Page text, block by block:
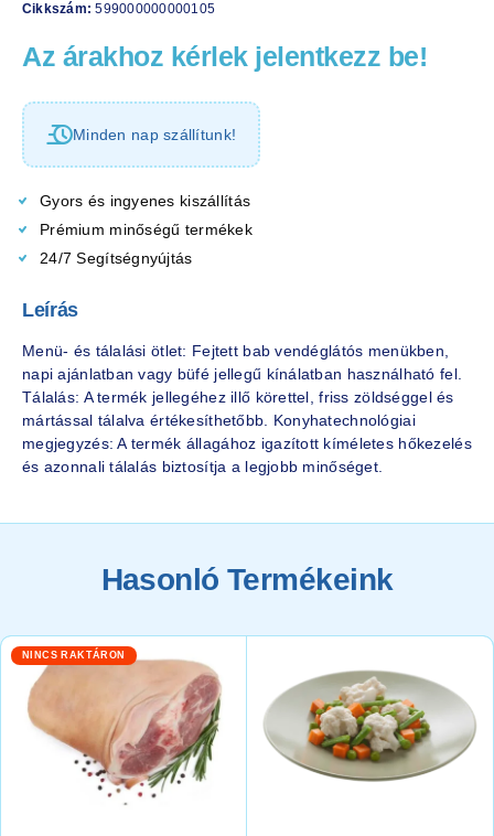
Cikkszám:599000000000105
Az árakhoz kérlek jelentkezz be!
Minden nap szállítunk!
Gyors és ingyenes kiszállítás
Prémium minőségű termékek
24/7 Segítségnyújtás
Leírás
Menü- és tálalási ötlet: Fejtett bab vendéglátós menükben,
napi ajánlatban vagy büfé jellegű kínálatban használható fel.
Tálalás: A termék jellegéhez illő körettel, friss zöldséggel és
mártással tálalva értékesíthetőbb. Konyhatechnológiai
megjegyzés: A termék állagához igazított kíméletes hőkezelés
és azonnali tálalás biztosítja a legjobb minőséget.
Hasonló Termékeink
NINCS RAKTÁRON